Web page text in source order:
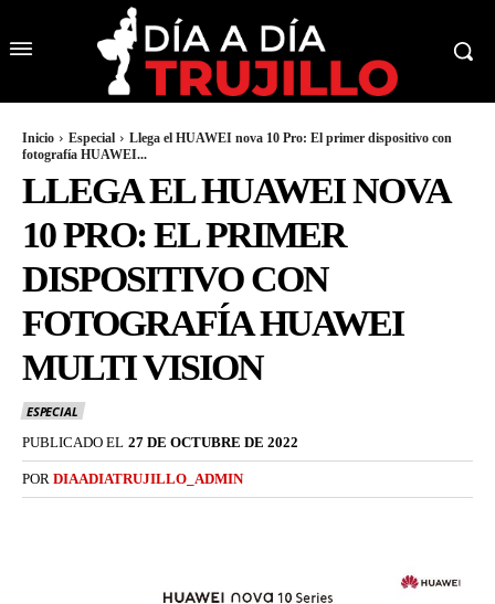
Inicio Especial
Llega el HUAWEI nova 10 Pro: El primer dispositivo con
fotografía HUAWEI...
LLEGA EL HUAWEI NOVA
10 PRO: EL PRIMER
DISPOSITIVO CON
FOTOGRAFÍA HUAWEI
MULTI VISION
ESPECIAL
PUBLICADO EL 27 DE OCTUBRE DE 2022
POR DIAADIATRUJILLO_ADMIN